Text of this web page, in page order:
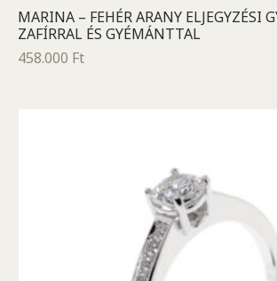
MARINA – FEHÉR ARANY ELJEGYZÉSI
ZAFÍRRAL ÉS GYÉMÁNTTAL
458.000 Ft